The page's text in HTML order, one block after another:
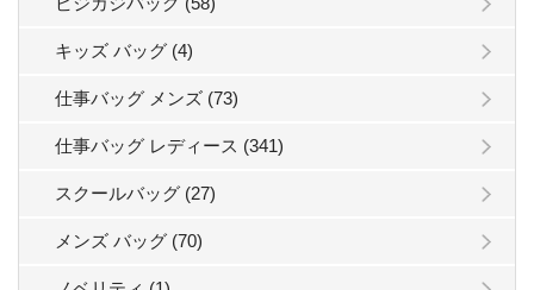
キッズ バッグ (4)
仕事バッグ メンズ (73)
仕事バッグ レディース (341)
スクールバッグ (27)
メンズ バッグ (70)